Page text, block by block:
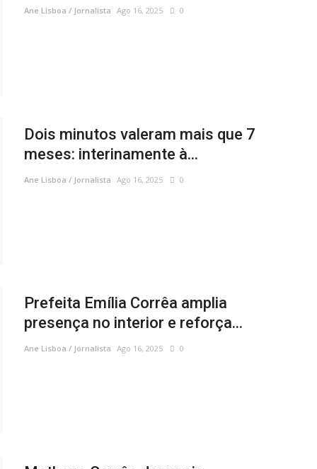
Ane Lisboa / Jornalista Ago 16, 2025 0
Dois minutos valeram mais que 7
meses: interinamente à...
Ane Lisboa / Jornalista Ago 16, 2025 0
Prefeita Emília Corrêa amplia
presença no interior e reforça...
Ane Lisboa / Jornalista Ago 16, 2025 0